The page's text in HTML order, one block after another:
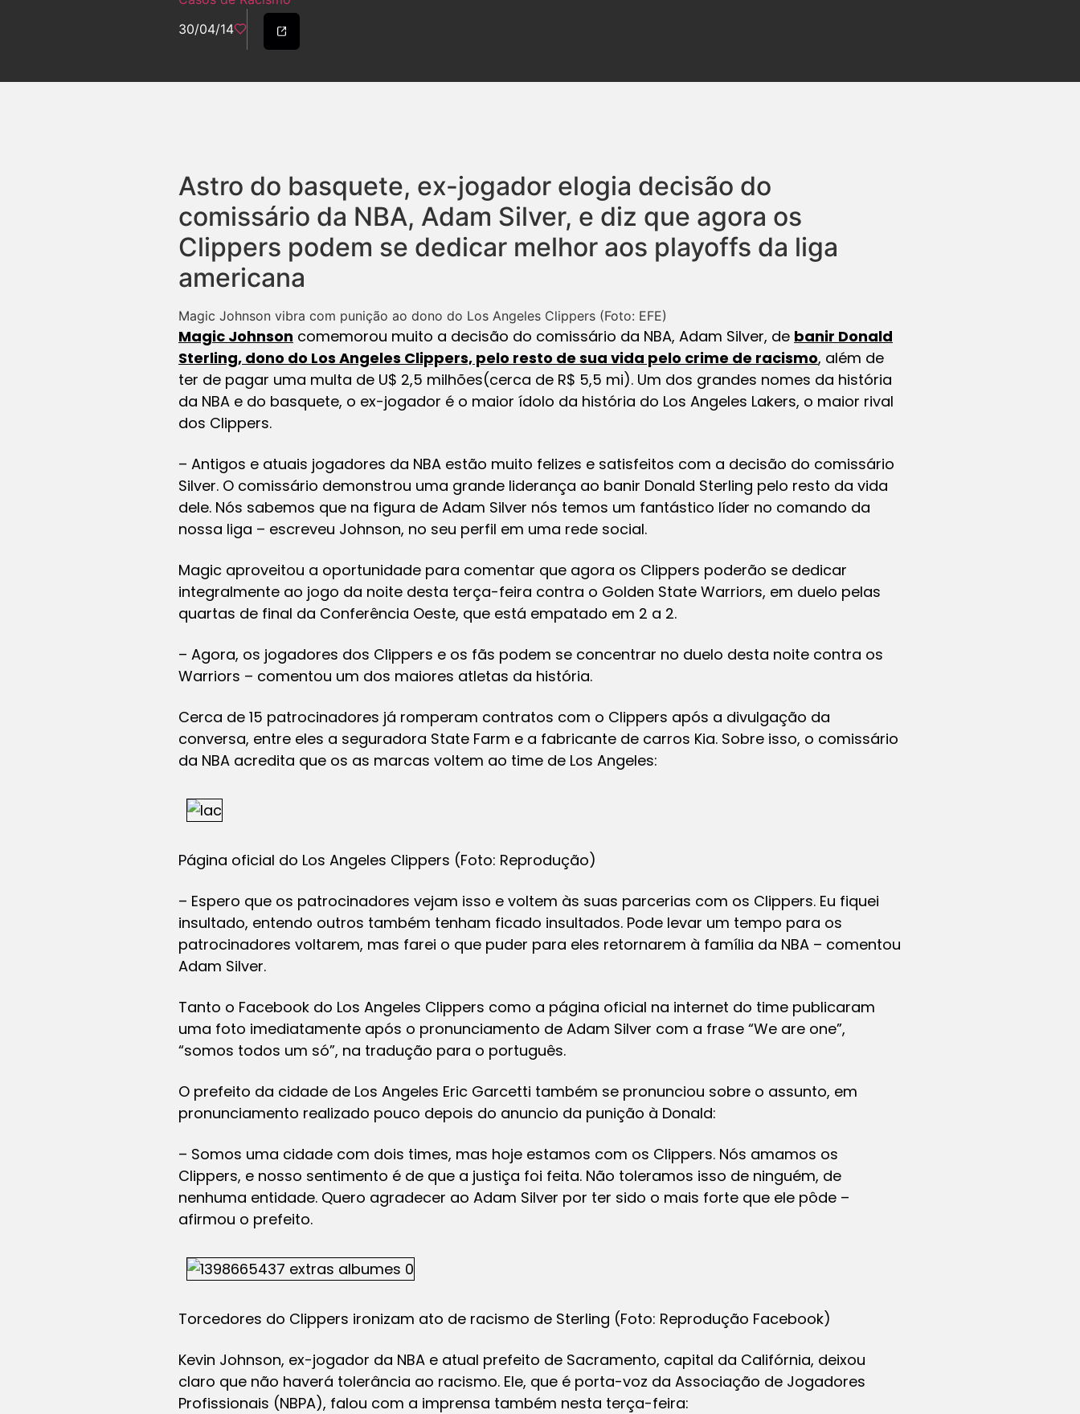
30/04/14
Astro do basquete, ex-jogador elogia decisão do
comissário da NBA, Adam Silver, e diz que agora os
Clippers podem se dedicar melhor aos playoffs da liga
americana
Magic Johnson vibra com punição ao dono do Los Angeles Clippers (Foto: EFE)
Magic Johnson comemorou muito a decisão do comissário da NBA, Adam Silver, de banir Donald
Sterling, dono do Los Angeles Clippers, pelo resto de sua vida pelo crime de racismo, além de
ter de pagar uma multa de U$ 2,5 milhões(cerca de R$ 5,5 mi). Um dos grandes nomes da história
da NBA e do basquete, o ex-jogador é o maior ídolo da história do Los Angeles Lakers, o maior rival
dos Clippers.
– Antigos e atuais jogadores da NBA estão muito felizes e satisfeitos com a decisão do comissário
Silver. O comissário demonstrou uma grande liderança ao banir Donald Sterling pelo resto da vida
dele. Nós sabemos que na figura de Adam Silver nós temos um fantástico líder no comando da
nossa liga – escreveu Johnson, no seu perfil em uma rede social.
Magic aproveitou a oportunidade para comentar que agora os Clippers poderão se dedicar
integralmente ao jogo da noite desta terça-feira contra o Golden State Warriors, em duelo pelas
quartas de final da Conferência Oeste, que está empatado em 2 a 2.
– Agora, os jogadores dos Clippers e os fãs podem se concentrar no duelo desta noite contra os
Warriors – comentou um dos maiores atletas da história.
Cerca de 15 patrocinadores já romperam contratos com o Clippers após a divulgação da
conversa, entre eles a seguradora State Farm e a fabricante de carros Kia. Sobre isso, o comissário
da NBA acredita que os as marcas voltem ao time de Los Angeles:
Página oficial do Los Angeles Clippers (Foto: Reprodução)
– Espero que os patrocinadores vejam isso e voltem às suas parcerias com os Clippers. Eu fiquei
insultado, entendo outros também tenham ficado insultados. Pode levar um tempo para os
patrocinadores voltarem, mas farei o que puder para eles retornarem à família da NBA – comentou
Adam Silver.
Tanto o Facebook do Los Angeles Clippers como a página oficial na internet do time publicaram
uma foto imediatamente após o pronunciamento de Adam Silver com a frase “We are one”,
“somos todos um só”, na tradução para o português.
O prefeito da cidade de Los Angeles Eric Garcetti também se pronunciou sobre o assunto, em
pronunciamento realizado pouco depois do anuncio da punição à Donald:
– Somos uma cidade com dois times, mas hoje estamos com os Clippers. Nós amamos os
Clippers, e nosso sentimento é de que a justiça foi feita. Não toleramos isso de ninguém, de
nenhuma entidade. Quero agradecer ao Adam Silver por ter sido o mais forte que ele pôde –
afirmou o prefeito.
Torcedores do Clippers ironizam ato de racismo de Sterling (Foto: Reprodução Facebook)
Kevin Johnson, ex-jogador da NBA e atual prefeito de Sacramento, capital da Califórnia, deixou
claro que não haverá tolerância ao racismo. Ele, que é porta-voz da Associação de Jogadores
Profissionais (NBPA), falou com a imprensa também nesta terça-feira: